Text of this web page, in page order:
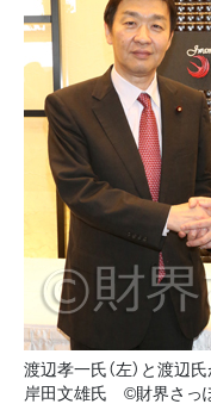
渡辺孝一氏（左）と渡辺
岸田文雄氏 ©財界さっ